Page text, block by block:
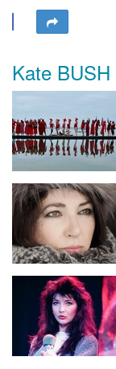
Kate BUSH